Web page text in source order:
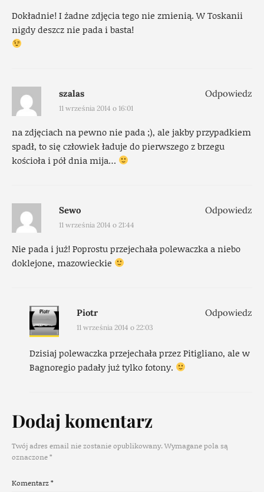
Dokładnie! I żadne zdjęcia tego nie zmienią. W Toskanii
nigdy deszcz nie pada i basta!
szalas
11 września 2014 o 16:01
na zdjęciach na pewno nie pada ;), ale jakby przypadkiem
spadł, to się człowiek ładuje do pierwszego z brzegu
kościoła i pół dnia mija…
Odpowiedz
Sewo
11 września 2014 o 21:44
Nie pada i już! Poprostu przejechała polewaczka a niebo
doklejone, mazowieckie
Odpowiedz
Piotr
11 września 2014 o 22:03
Dzisiaj polewaczka przejechała przez Pitigliano, ale w
Bagnoregio padały już tylko fotony.
Odpowiedz
Dodaj komentarz
Twój adres email nie zostanie opublikowany.Wymagane pola są
oznaczone*
Komentarz*